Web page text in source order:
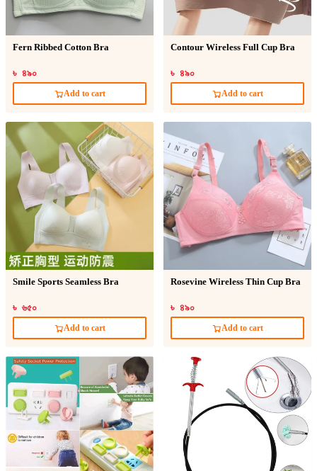
Fern Ribbed Cotton Bra
৳ ৪৯০
Add to cart
Contour Wireless Full Cup Bra
৳ ৪৯০
Add to cart
Smile Sports Seamless Bra
৳ ৬৫০
Add to cart
Rosevine Wireless Thin Cup Bra
৳ ৪৯০
Add to cart